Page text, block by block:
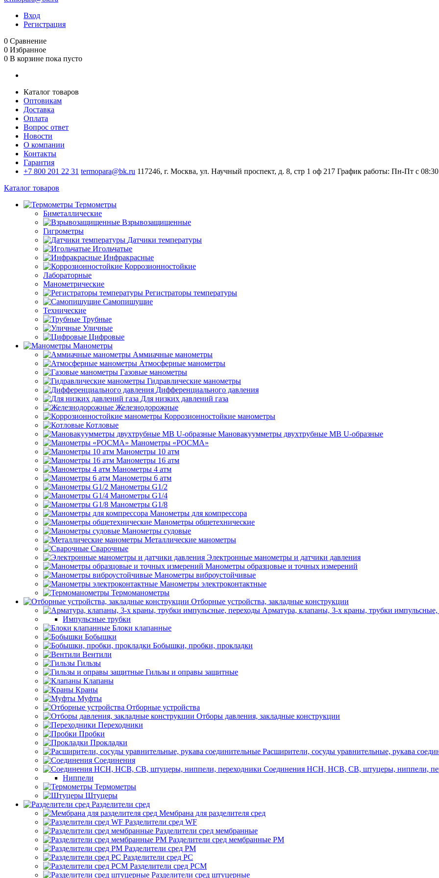
Вход
Регистрация
0 Сравнение
0 Избранное
0 В корзине пока пусто
Каталог товаров
Оптовикам
Доставка
Оплата
Вопрос ответ
Новости
О компании
Контакты
Гарантия
+7 800 201 22 31 termopara@bk.ru 117246, г. Москва, ул. Научный проспект, д. 8, стр 1 оф 217 График работы: Пн‑Пт с
Каталог товаров
Термометры
Биметаллические
Взрывозащищенные
Гигрометры
Датчики температуры
Игольчатые
Инфракрасные
Коррозионностойкие
Лабораторные
Манометрические
Регистраторы температуры
Самопишущие
Технические
Трубные
Уличные
Цифровые
Манометры
Аммиачные манометры
Атмосферные манометры
Газовые манометры
Гидравлические манометры
Дифференциального давления
Для низких давлений газа
Железнодорожные
Коррозионностойкие манометры
Котловые
Мановакуумметры двухтрубные МВ U-образные
Манометры «РОСМА»
Манометры 10 атм
Манометры 16 атм
Манометры 4 атм
Манометры 6 атм
Манометры G1/2
Манометры G1/4
Манометры G1/8
Манометры для компрессора
Манометры общетехнические
Манометры судовые
Металлические манометры
Сварочные
Электронные манометры и датчики давления
Манометры образцовые и точных измерений
Манометры виброустойчивые
Манометры электроконтактные
Термоманометры
Отборные устройства, закладные конструкции
Арматура, клапаны, 3-х краны, трубки импульсные,
Импульсные трубки
Блоки клапанные
Бобышки
Бобышки, пробки, прокладки
Вентили
Гильзы
Гильзы и оправы защитные
Клапаны
Краны
Муфты
Отборные устройства
Отборы давления, закладные конструкции
Переходники
Пробки
Прокладки
Расширители, сосуды уравнительные, рукава
Соединения
Соединения НСН, НСВ, СВ, штуцеры, ниппели,
Ниппели
Термометры
Штуцеры
Разделители сред
Мембрана для разделителя сред
Разделители сред WF
Разделители сред мембранные
Разделители сред мембранные РМ
Разделители сред РМ
Разделители сред РС
Разделители сред РСМ
Разделители сред штуцерные